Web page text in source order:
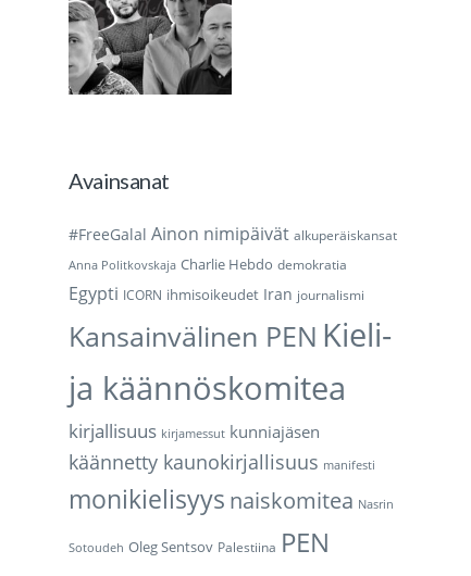
Avainsanat
#FreeGalal Ainon nimipäivät alkuperäiskansat
Anna Politkovskaja Charlie Hebdo demokratia
Egypti ICORN ihmisoikeudet Iran journalismi
Kansainvälinen PEN Kieli-
ja käännöskomitea
kirjallisuus kirjamessut kunniajäsen
käännetty kaunokirjallisuus manifesti
monikielisyys naiskomitea Nasrin
Sotoudeh Oleg Sentsov Palestiina PEN